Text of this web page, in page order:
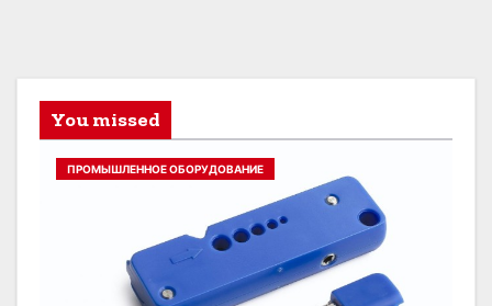
You missed
ПРОМЫШЛЕННОЕ ОБОРУДОВАНИЕ